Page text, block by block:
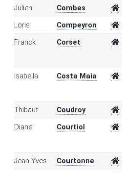
Julien Combes
Loris
Compeyron
Franck
Corset
Isabella Costa Maia
Thibaut
Coudroy
Diane
Courtiol
Jean-Yves
Courtonne